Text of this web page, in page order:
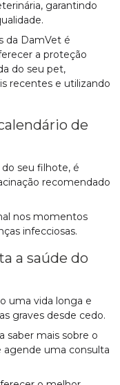
garantindo
da DamVet é
a proteção
do seu pet,
recentes e utilizando
de
seu filhote, é
recomendado
nos momentos
infecciosas.
a saúde do
uma vida longa e
graves desde cedo.
saber mais sobre o
agende uma consulta